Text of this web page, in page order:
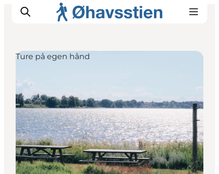
Inspiration
Vandreruter
Planlægning
Ture på egen hånd